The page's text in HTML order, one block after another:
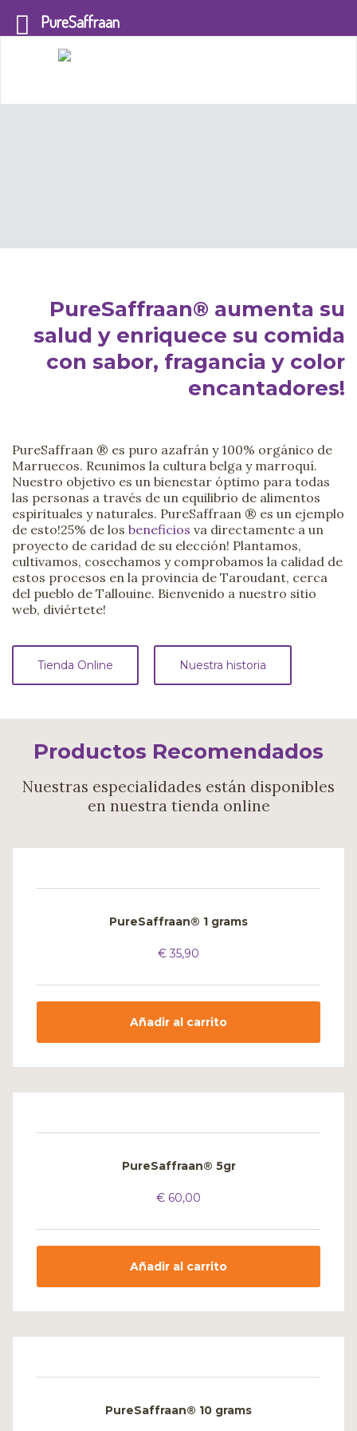
PureSaffraan® aumenta su
salud y enriquece su comida
con sabor, fragancia y color
encantadores!
PureSaffraan ® es puro azafrán y 100% orgánico de
Marruecos. Reunimos la cultura belga y marroquí.
Nuestro objetivo es un bienestar óptimo para todas
las personas a través de un equilibrio de alimentos
espirituales y naturales. PureSaffraan ® es un ejemplo
de esto!25% de los beneficios va directamente a un
proyecto de caridad de su elección! Plantamos,
cultivamos, cosechamos y comprobamos la calidad de
estos procesos en la provincia de Taroudant, cerca
del pueblo de Tallouine. Bienvenido a nuestro sitio
web, diviértete!
Tienda Online Nuestra historia
Productos Recomendados
Nuestras especialidades están disponibles
en nuestra tienda online
PureSaffraan® 1 grams
€ 35,90
Añadir al carrito
PureSaffraan® 5gr
€ 60,00
Añadir al carrito
PureSaffraan® 10 grams
PureSaffraan